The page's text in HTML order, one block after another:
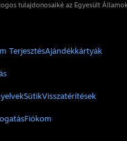
tulajdonosaiké az Egyesült
TerjesztésAjándékkártyák
SütikVisszatérítések
Fiókom